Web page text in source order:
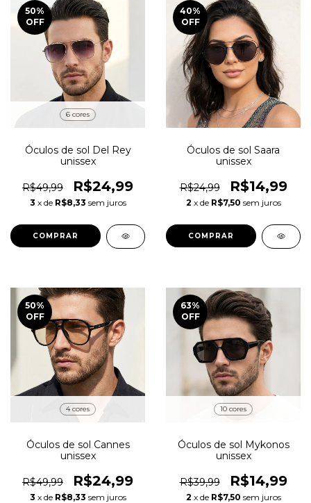
50%
OFF
6 cores
Óculos de sol Del Rey
unissex
R$49,99 R$24,99
3 x de R$8,33 sem juros
COMPRAR
40%
OFF
Óculos de sol Saara
unissex
R$24,99 R$14,99
2 x de R$7,50 sem juros
COMPRAR
50%
OFF
4 cores
Óculos de sol Cannes
unissex
R$49,99 R$24,99
3 x de R$8,33 sem juros
63%
OFF
10 cores
Óculos de sol Mykonos
unissex
R$39,99 R$14,99
2 x de R$7,50 sem juros